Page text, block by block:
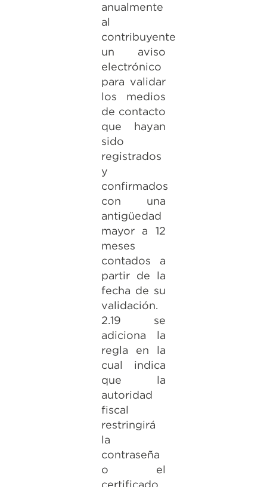
anualmente
al
contribuyente
un aviso
electrónico
para validar
los medios
de contacto
que hayan
sido
registrados
y
confirmados
con una
antigüedad
mayor a 12
meses
contados a
partir de la
fecha de su
validación.
2.19 se
adiciona la
regla en la
cual indica
que la
autoridad
fiscal
restringirá
la
contraseña
o el
certificado